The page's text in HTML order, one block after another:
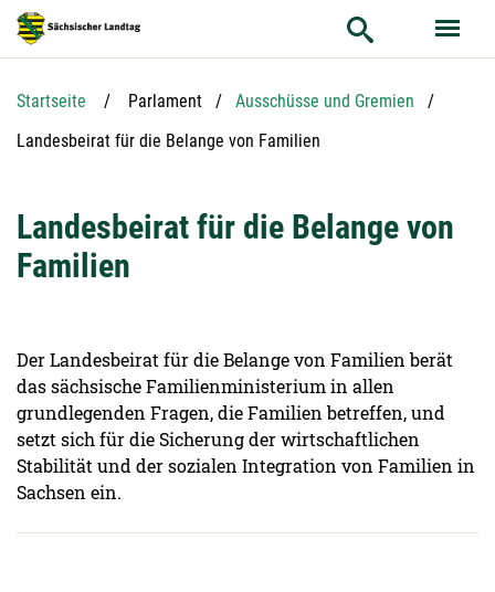
Hauptnavigation
Hauptinhalt
Service
Startseite Parlament
Ausschüsse und Gremien
Aktuelle Seite:
Landesbeirat für die Belange von Familien
Landesbeirat für die Belange von
Familien
Der Landesbeirat für die Belange von Familien berät
das sächsische Familienministerium in allen
grundlegenden Fragen, die Familien betreffen, und
setzt sich für die Sicherung der wirtschaftlichen
Stabilität und der sozialen Integration von Familien in
Sachsen ein.